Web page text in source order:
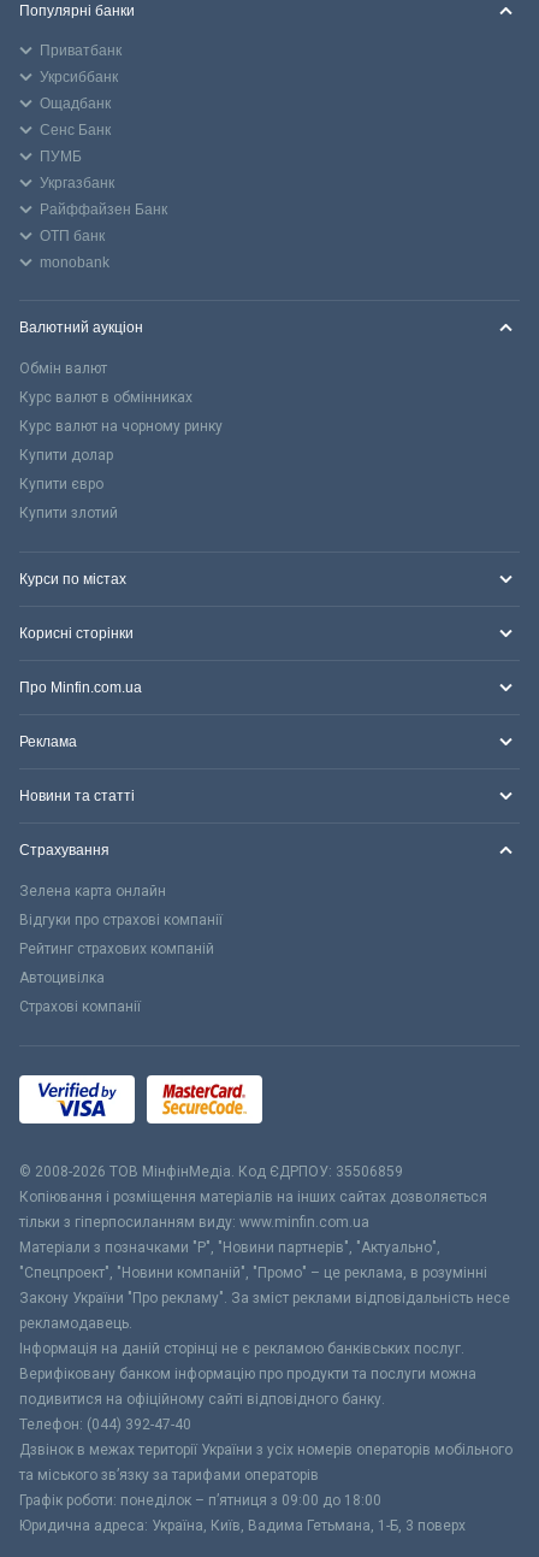
Популярні банки
Приватбанк
Укрсиббанк
Ощадбанк
Сенс Банк
ПУМБ
Укргазбанк
Райффайзен Банк
ОТП банк
monobank
Валютний аукціон
Обмін валют
Курс валют в обмінниках
Курс валют на чорному ринку
Купити долар
Купити євро
Купити злотий
Курси по містах
Корисні сторінки
Про Minfin.com.ua
Реклама
Новини та статті
Страхування
Зелена карта онлайн
Відгуки про страхові компанії
Рейтинг страхових компаній
Автоцивілка
Страхові компанії
© 2008-2026 ТОВ МiнфiнМедiа. Код ЄДРПОУ: 35506859
Копіювання і розміщення матеріалів на інших сайтах дозволяється
тільки з гіперпосиланням виду: www.minfin.com.ua
Матеріали з позначками "Р", "Новини партнерів", "Актуально",
"Спецпроект", "Новини компаній", "Промо" – це реклама, в розумінні
Закону України "Про рекламу". За зміст реклами відповідальність несе
рекламодавець.
Інформація на даній сторінці не є рекламою банківських послуг.
Верифіковану банком інформацію про продукти та послуги можна
подивитися на офіційному сайті відповідного банку.
Телефон: (044) 392-47-40
Дзвінок в межах території України з усіх номерів операторів мобільного
та міського зв’язку за тарифами операторів
Графік роботи: понеділок – п’ятниця з 09:00 до 18:00
Юридична адреса: Україна, Київ, Вадима Гетьмана, 1-Б, 3 поверх